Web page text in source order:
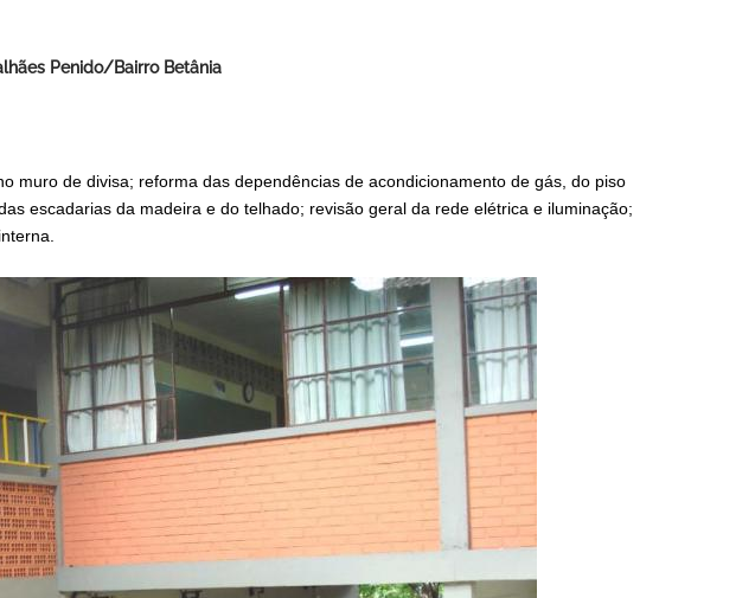
Penido/Bairro Betânia
muro de divisa; reforma das dependências de acondicionamento de gás, do piso
escadarias da madeira e do telhado; revisão geral da rede elétrica e iluminação;